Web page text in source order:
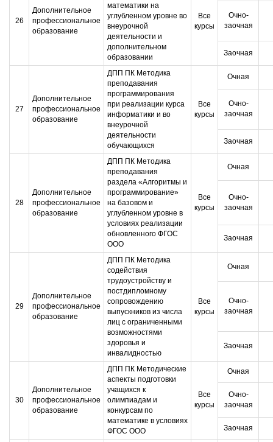
26
Дополнительное
профессиональное
образование
математики на
углубленном уровне во
внеурочной
деятельности и
дополнительном
образовании
Все
курсы
Очно-
заочная
Заочная
27
Дополнительное
профессиональное
образование
ДПП ПК Методика
преподавания
программирования
при реализации курса
информатики и во
внеурочной
деятельности
обучающихся
Все
курсы
Очная
Очно-
заочная
Заочная
28
Дополнительное
профессиональное
образование
ДПП ПК Методика
преподавания
раздела «Алгоритмы и
программирование»
на базовом и
углубленном уровне в
условиях реализации
обновленного ФГОС
ООО
Все
курсы
Очная
Очно-
заочная
Заочная
29
Дополнительное
профессиональное
образование
ДПП ПК Методика
содействия
трудоустройству и
постдипломному
сопровождению
выпускников из числа
лиц с ограниченными
возможностями
здоровья и
инвалидностью
Все
курсы
Очная
Очно-
заочная
Заочная
30
Дополнительное
профессиональное
образование
ДПП ПК Методические
аспекты подготовки
учащихся к
олимпиадам и
конкурсам по
математике в условиях
ФГОС ООО
Все
курсы
Очная
Очно-
заочная
Заочная